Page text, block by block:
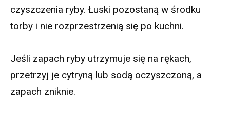
czyszczenia ryby. Łuski pozostaną w środku
torby i nie rozprzestrzenią się po kuchni.
Jeśli zapach ryby utrzymuje się na rękach,
przetrzyj je cytryną lub sodą oczyszczoną, a
zapach zniknie.